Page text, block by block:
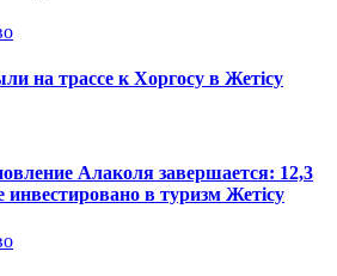
на трассе к Хоргосу в Жетісу
Алаколя завершается: 12,3
инвестировано в туризм Жетісу